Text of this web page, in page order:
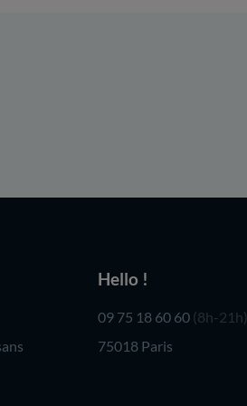
Hello !
09 75 18 60 60 (8h-21h)
75018 Paris